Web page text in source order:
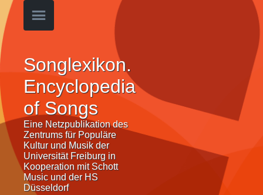
Songlexikon.
Encyclopedia
of Songs
Eine Netzpublikation des
Zentrums für Populäre
Kultur und Musik der
Universität Freiburg in
Kooperation mit Schott
Music und der HS
Düsseldorf